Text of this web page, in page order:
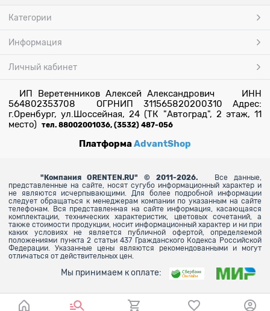
Категории
Информация
Личный кабинет
ИП Веретенников Алексей Александрович ИНН
564802353708 ОГРНИП 311565820200310 Адрес:
г.Оренбург, ул.Шоссейная, 24 (ТК "Автоград", 2 этаж, 11
место) тел. 88002001036, (3532) 487-056
ПлатформаAdvantShop
" Компания ORENTEN.RU" © 2011-2026.
Все данные,
представленные на сайте, носят сугубо информационный характер и
не являются исчерпывающими. Для более подробной информации
следует обращаться к менеджерам компании по указанным на сайте
телефонам. Вся представленная на сайте информация, касающаяся
комплектации, технических характеристик, цветовых сочетаний, а
также стоимости продукции, носит информационный характер и ни при
каких условиях не является публичной офертой, определяемой
положениями пункта 2 статьи 437 Гражданского Кодекса Российской
Федерации. Указанные цены являются рекомендованными и могут
отличаться от действительных цен.
Мы принимаем к оплате: